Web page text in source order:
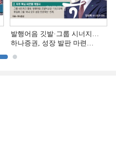
발행어음 깃발·그룹 시너지…
하나증권, 성장 발판 마련